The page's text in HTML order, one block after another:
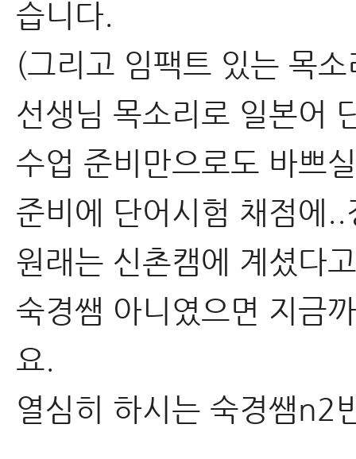
습니다.
(그리고 임팩트 있는 목
선생님 목소리로 일본어
수업 준비만으로도 바쁘
준비에 단어시험 채점에
원래는 신촌캠에 계셨다
숙경쌤 아니였으면 지금
요.
열심히 하시는 숙경쌤n2